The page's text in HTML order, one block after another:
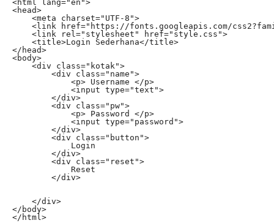
<html lang="en">
<head>
    <meta charset="UTF-8">
<link href="https://fonts.googleapis.com/
    <link rel="stylesheet" href="style.css">
    <title>Login Sederhana</title>
</head>
<body>
    <div class="kotak">
        <div class="name">
            <p> Username </p>
            <input type="text">
        </div>
        <div class="pw">
            <p> Password </p>
            <input type="password">
        </div>
        <div class="button">
            Login
        </div>
        <div class="reset">
            Reset
        </div>
    </div>
</body>
</html>